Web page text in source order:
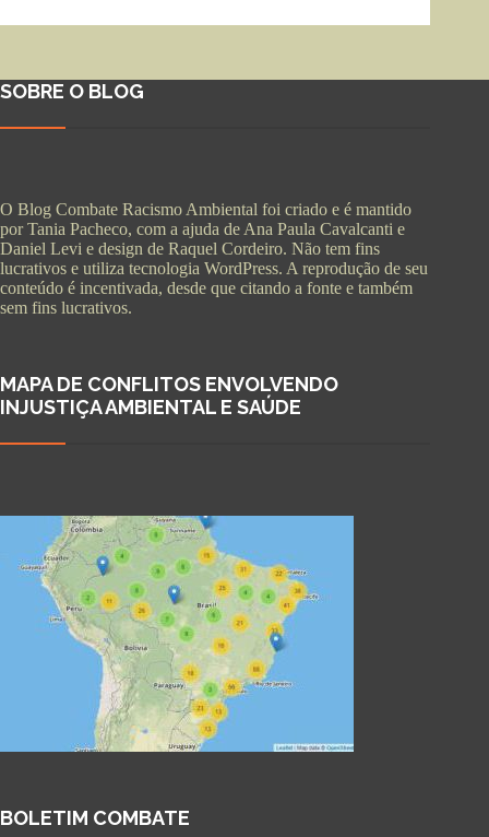
SOBRE O BLOG
O Blog Combate Racismo Ambiental foi criado e é mantido
por Tania Pacheco, com a ajuda de Ana Paula Cavalcanti e
Daniel Levi e design de Raquel Cordeiro. Não tem fins
lucrativos e utiliza tecnologia WordPress. A reprodução de seu
conteúdo é incentivada, desde que citando a fonte e também
sem fins lucrativos.
MAPA DE CONFLITOS ENVOLVENDO
INJUSTIÇA AMBIENTAL E SAÚDE
BOLETIM COMBATE